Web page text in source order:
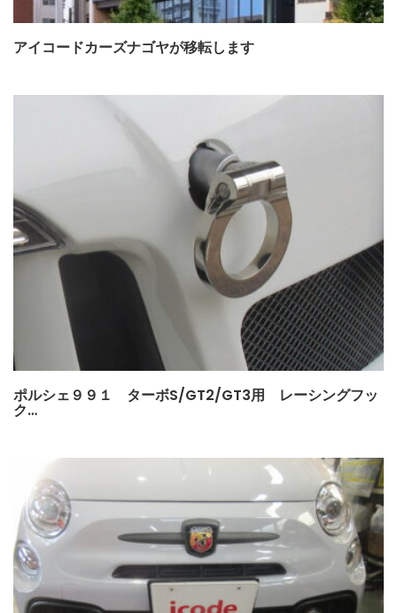
アイコードカーズナゴヤが移転します
ポルシェ９９１ ターボS/GT2/GT3用 レーシングフッ
ク…